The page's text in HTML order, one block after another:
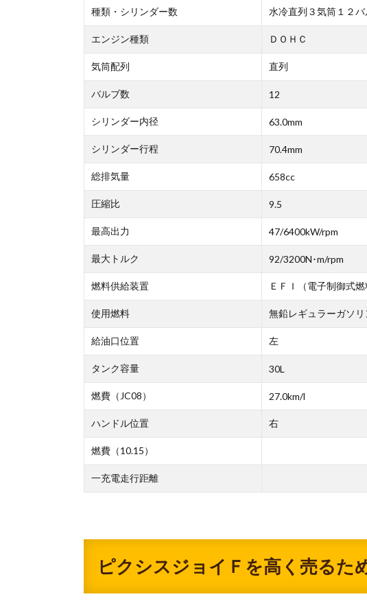
種類・シリンダー数 水冷直列３気筒１２
エンジン種類 ＤＯＨＣ
気筒配列 直列
バルブ数 12
シリンダー内径 63.0mm
シリンダー行程 70.4mm
総排気量 658cc
圧縮比 9.5
最高出力 47/6400kW/rpm
最大トルク 92/3200N･m/rpm
燃料供給装置 ＥＦＩ（電子制御式燃
使用燃料 無鉛レギュラーガソリ
給油口位置 左
タンク容量 30L
燃費（JC08） 27.0km/l
ハンドル位置 右
燃費（10.15）
一充電走行距離
ピクシスジョイＦを高く売るた